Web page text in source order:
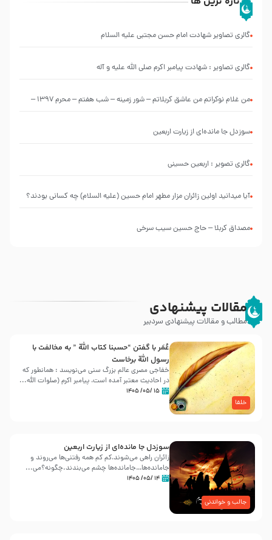
گالری تصاویر شهادت امام حسن مجتبی علیه السلام
گالری تصاویر : شهادت پیامبر اکرم صلی الله علیه و آله
من غلام نوکراتم من عاشق کربلاتم – شور زمینه – شب هفتم – محرم 1397 –
سوزدل جا مانده‌ای از زیارت اربعین
گالری تصویر : اربعین حسینی
آیا میدانید اولین زائران مزار مطهر امام حسین (علیه السلام) چه کسانی بودند؟
مصداق کربلا – حاج حسین سیب سرخی
مقالات پیشنهادی
مطالب و مقالات پیشنهادی سردبیر
خلفا
عُمَر با گفتن “حسبنا كتاب اللّه ” به مخالفت با
رسول اللّه برخاست
خفاجی مصری عالم بزرگ سنی می‌نویسد : همانطور که
در احادیث معتبر آمده است، پیامبر اکرم (صلوات اللّه...
۱۵ /۰۵/ ۱۴۰۵
جالب و خواندنی
سوزدل جا مانده‌ای از زیارت اربعین
زائران راهی می‌شوند،کم‌ کم همه رفتنی‌ها می‌روند و
جامانده‌ها…جامانده‌ها چشم می‌بندند.چگونه؟می‌...
۱۴ /۰۵/ ۱۴۰۵